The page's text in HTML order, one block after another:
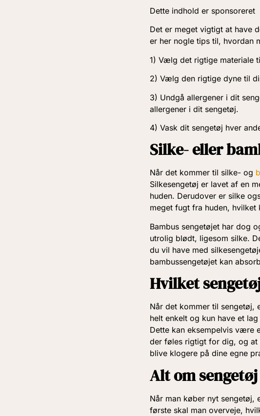
Dette indhold er sponsoreret
Det er meget vigtigt at have
er her nogle tips til, hvordan
1) Vælg det rigtige materiale
2) Vælg den rigtige dyne til
3) Undgå allergener i dit
allergener i dit sengetøj.
4) Vask dit sengetøj hver
Silke- eller
Når det kommer til silke- og
Silkesengetøj er lavet af en
huden. Derudover er silke
meget fugt fra huden,
Bambus sengetøjet har dog
utrolig blødt, ligesom silke.
du vil have med
bambussengetøjet kan
Hvilket
Når det kommer til sengetøj,
helt enkelt og kun have et
Dette kan eksempelvis være
der føles rigtigt for dig, og at
blive klogere på dine egne
Alt om
Når man køber nyt
første skal man overveje,